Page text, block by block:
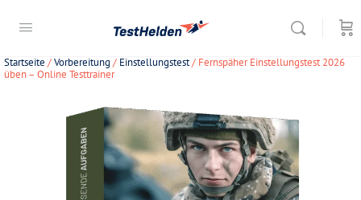
Startseite /Vorbereitung / Einstellungstest/ Fernspäher Einstellungstest 2026
üben – Online Testtrainer